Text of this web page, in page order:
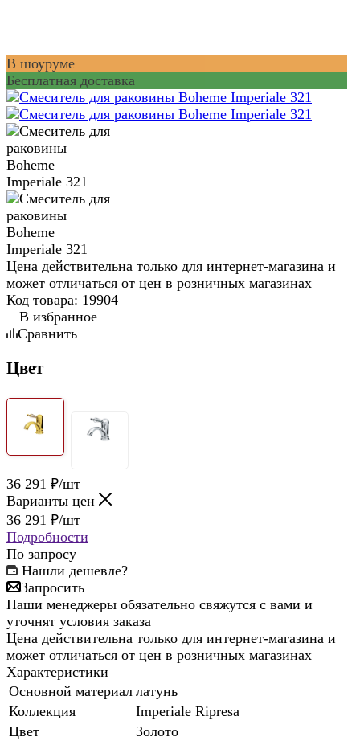
В шоуруме
Бесплатная доставка
Цена действительна только для интернет-магазина и
может отличаться от цен в розничных магазинах
Код товара: 19904
В избранное
Сравнить
Цвет
36 291 ₽/шт
Варианты цен
36 291 ₽/шт
Подробности
По запросу
Нашли дешевле?
Запросить
Наши менеджеры обязательно свяжутся с вами и
уточнят условия заказа
Цена действительна только для интернет-магазина и
может отличаться от цен в розничных магазинах
Характеристики
Основной материал латунь
Коллекция
Imperiale Ripresa
Цвет
Золото